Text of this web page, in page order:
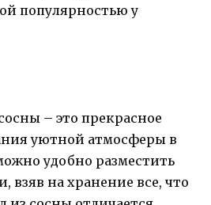
популярностью у
– это прекрасное
уютной атмосферы в
удобно разместить
взяв на хранение все, что